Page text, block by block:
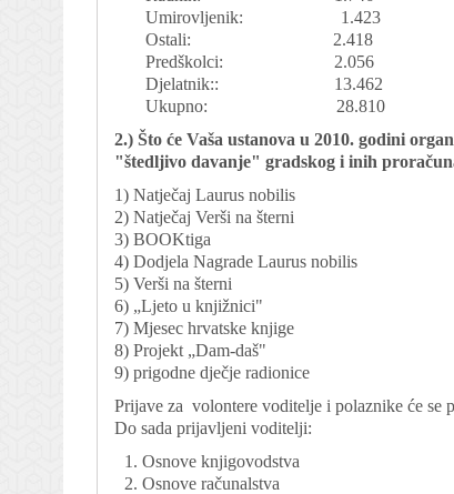
Umirovljenik: 1.423
Ostali: 2.418
Predškolci: 2.056
Djelatnik:: 13.462
Ukupno: 28.810
2.) Što će Vaša ustanova u 2010. godini
"štedljivo davanje" gradskog i inih
1) Natječaj Laurus nobilis
2) Natječaj Verši na šterni
3) BOOKtiga
4) Dodjela Nagrade Laurus nobilis
5) Verši na šterni
6) „Ljeto u knjižnici"
7) Mjesec hrvatske knjige
8) Projekt „Dam-daš"
9) prigodne dječje radionice
Prijave za volontere voditelje i polaznike će se
Do sada prijavljeni voditelji:
Osnove knjigovodstva
Osnove računalstva